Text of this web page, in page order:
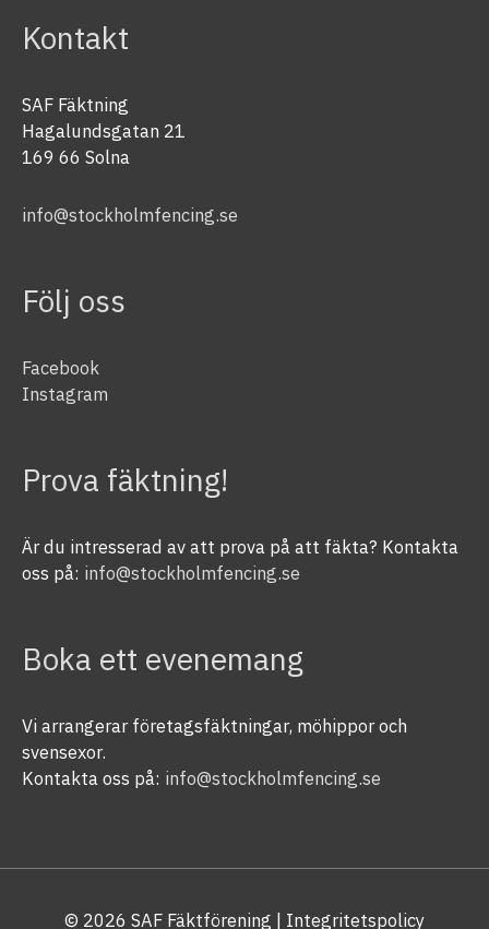
Kontakt
SAF Fäktning
Hagalundsgatan 21
169 66 Solna
info@stockholmfencing.se
Följ oss
Facebook
Instagram
Prova fäktning!
Är du intresserad av att prova på att fäkta? Kontakta
oss på: info@stockholmfencing.se
Boka ett evenemang
Vi arrangerar företagsfäktningar, möhippor och
svensexor.
Kontakta oss på: info@stockholmfencing.se
© 2026 SAF Fäktförening | Integritetspolicy